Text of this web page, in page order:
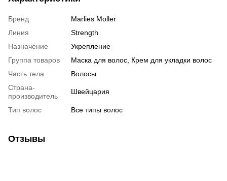
Бренд
Marlies Moller
Линия
Strength
Назначение
Укрепление
Группа товаров
Маска для волос, Крем для укладки волос
Часть тела
Волосы
Страна-
производитель
Швейцария
Тип волос Все типы волос
Отзывы